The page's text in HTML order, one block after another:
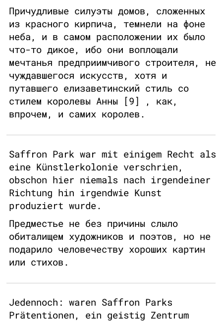
Причудливые силуэты домов, сложенных
из красного кирпича, темнели на фоне
неба, и в самом расположении их было
что-то дикое, ибо они воплощали
мечтанья предприимчивого строителя, не
чуждавшегося искусств, хотя и
путавшего елизаветинский стиль со
стилем королевы Анны [9] , как,
впрочем, и самих королев.
Saffron Park war mit einigem Recht als
eine Künstlerkolonie verschrien,
obschon hier niemals nach irgendeiner
Richtung hin irgendwie Kunst
produziert wurde.
Предместье не без причины слыло
обиталищем художников и поэтов, но не
подарило человечеству хороших картин
или стихов.
Jedennoch: waren Saffron Parks
Prätentionen, ein geistig Zentrum